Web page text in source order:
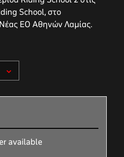
School, στο
ΕΟ Αθηνών Λαμίας.
available